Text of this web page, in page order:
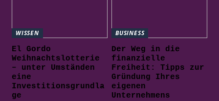
WISSEN
El Gordo
Weihnachtslotterie
– unter Umständen
eine
Investitionsgrundla
ge
BUSINESS
Der Weg in die
finanzielle
Freiheit: Tipps zur
Gründung Ihres
eigenen
Unternehmens